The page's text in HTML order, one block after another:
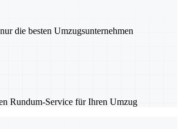
die besten Umzugsunternehmen
Rundum-Service für Ihren Umzug